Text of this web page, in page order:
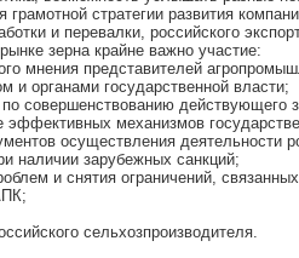
грамотной стратегии развития
и перевалки, российского
зерна крайне важно участие:
мнения представителей
и органами государственной власти;
совершенствованию действующего
эффективных механизмов
осуществления деятельности
наличии зарубежных санкций;
и снятия ограничений,
сельхозпроизводителя.